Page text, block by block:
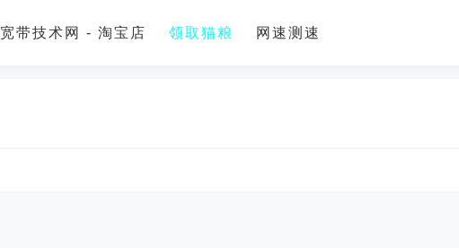
宽带技术网 - 淘宝店 领取猫粮 网速测速